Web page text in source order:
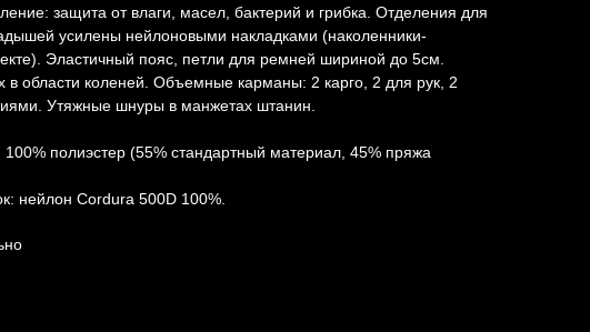
защита от влаги, масел, бактерий и грибка. Отделения для
усилены нейлоновыми накладками (наколенники-
Эластичный пояс, петли для ремней шириной до 5см.
в области коленей. Объемные карманы: 2 карго, 2 для рук, 2
Утяжные шнуры в манжетах штанин.
полиэстер (55% стандартный материал, 45% пряжа
нейлон Cordura 500D 100%.